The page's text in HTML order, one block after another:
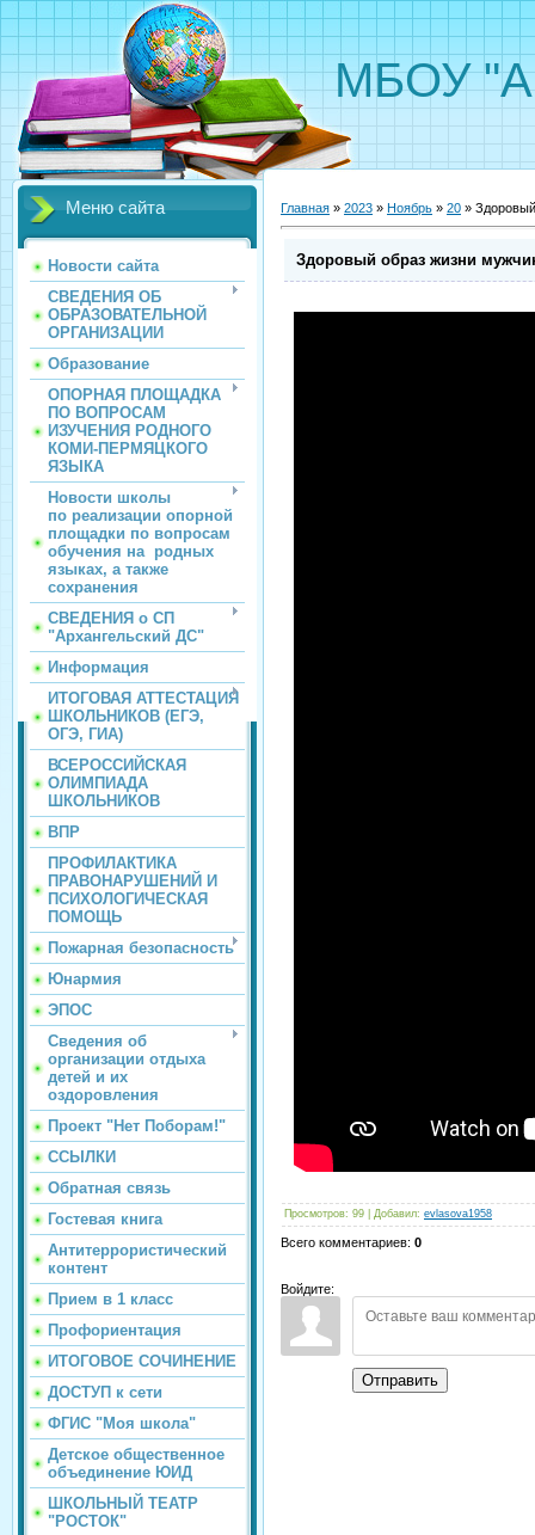
МБОУ
Меню сайта
Новости сайта
СВЕДЕНИЯ ОБ
ОБРАЗОВАТЕЛЬНОЙ
ОРГАНИЗАЦИИ
Образование
ОПОРНАЯ ПЛОЩАДКА
ПО ВОПРОСАМ
ИЗУЧЕНИЯ РОДНОГО
КОМИ-ПЕРМЯЦКОГО
ЯЗЫКА
Новости школы
по реализации опорной
площадки по вопросам
обучения на родных
языках, а также
сохранения
СВЕДЕНИЯ о СП
"Архангельский ДС"
Информация
ИТОГОВАЯ АТТЕСТАЦИЯ
ШКОЛЬНИКОВ (ЕГЭ,
ОГЭ, ГИА)
ВСЕРОССИЙСКАЯ
ОЛИМПИАДА
ШКОЛЬНИКОВ
ВПР
ПРОФИЛАКТИКА
ПРАВОНАРУШЕНИЙ И
ПСИХОЛОГИЧЕСКАЯ
ПОМОЩЬ
Пожарная безопасность
Юнармия
ЭПОС
Сведения об
организации отдыха
детей и их
оздоровления
Проект "Нет Поборам!"
ССЫЛКИ
Обратная связь
Гостевая книга
Антитеррористический
контент
Прием в 1 класс
Профориентация
ИТОГОВОЕ СОЧИНЕНИЕ
ДОСТУП к сети
ФГИС "Моя школа"
Детское общественное
объединение ЮИД
ШКОЛЬНЫЙ ТЕАТР
"РОСТОК"
Главная » 2023 » Ноябрь » 20 »
Здoрoвый oбраз жизни
Просмотров: 99 Добавил: evlasova1958
Всего комментариев: 0
Войдите:
Отправить